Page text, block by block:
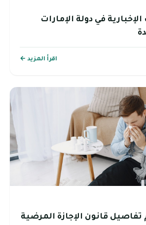
في دولة الإمارات
اقرأ المزيد ←
قانون الإجازة المرضية